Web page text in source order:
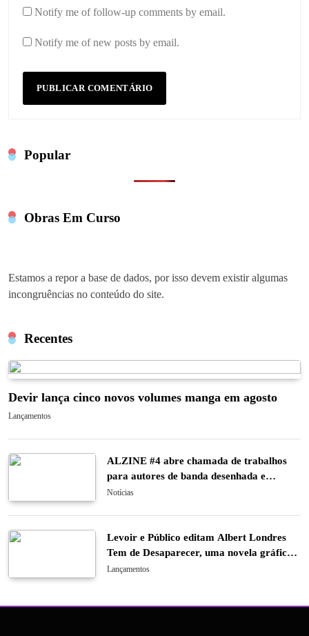
Notify me of follow-up comments by email.
Notify me of new posts by email.
Popular
Obras Em Curso
Estamos a repor a base de dados, por isso devem existir algumas
incongruências no conteúdo do site.
Recentes
Devir lança cinco novos volumes manga em agosto
Lançamentos
ALZINE #4 abre chamada de trabalhos
para autores de banda desenhada e
ilustração
Notícias
Levoir e Público editam Albert Londres
Tem de Desaparecer, uma novela gráfica
sobre o último caso do pioneiro do
Lançamentos